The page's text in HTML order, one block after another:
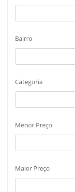
Bairro
Categoria
Menor Preço
Maior Preço